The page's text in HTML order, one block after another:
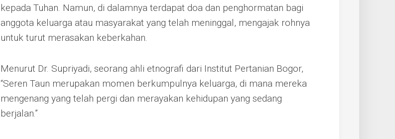
kepada Tuhan. Namun, di dalamnya terdapat doa dan penghormatan bagi
anggota keluarga atau masyarakat yang telah meninggal, mengajak rohnya
untuk turut merasakan keberkahan.
Menurut Dr. Supriyadi, seorang ahli etnografi dari Institut Pertanian Bogor,
“Seren Taun merupakan momen berkumpulnya keluarga, di mana mereka
mengenang yang telah pergi dan merayakan kehidupan yang sedang
berjalan.”